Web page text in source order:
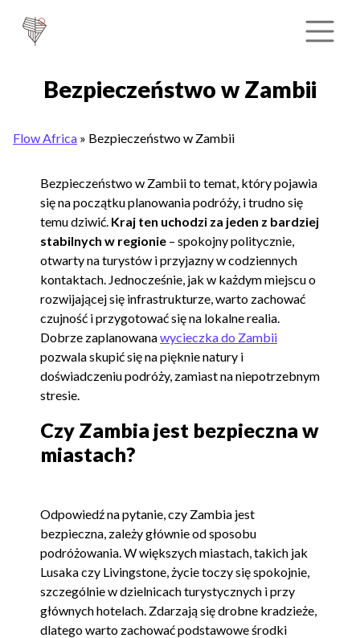
Bezpieczeństwo w Zambii
Flow Africa » Bezpieczeństwo w Zambii
Bezpieczeństwo w Zambii to temat, który pojawia
się na początku planowania podróży, i trudno się
temu dziwić. Kraj ten uchodzi za jeden z bardziej
stabilnych w regionie – spokojny politycznie,
otwarty na turystów i przyjazny w codziennych
kontaktach. Jednocześnie, jak w każdym miejscu o
rozwijającej się infrastrukturze, warto zachować
czujność i przygotować się na lokalne realia.
Dobrze zaplanowanawycieczka do Zambii
pozwala skupić się na pięknie natury i
doświadczeniu podróży, zamiast na niepotrzebnym
stresie.
Czy Zambia jest bezpieczna w
miastach?
Odpowiedź na pytanie, czy Zambia jest
bezpieczna, zależy głównie od sposobu
podróżowania. W większych miastach, takich jak
Lusaka czy Livingstone, życie toczy się spokojnie,
szczególnie w dzielnicach turystycznych i przy
głównych hotelach. Zdarzają się drobne kradzieże,
dlatego warto zachować podstawowe środki